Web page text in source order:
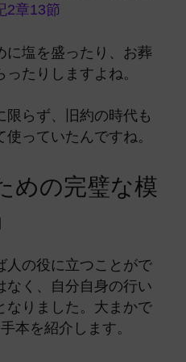
2章13節
に塩を盛ったり、お葬
たりしますよね。
限らず、旧約の時代も
っていたんですね。
めの完璧な模
人の役に立つことがで
なく、自分自身の行い
なりました。大まかで
本を紹介します。